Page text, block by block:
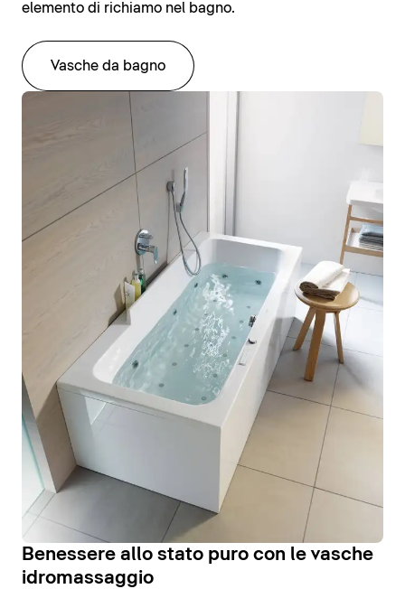
elemento di richiamo nel bagno.
Vasche da bagno
Benessere allo stato puro con le vasche
idromassaggio